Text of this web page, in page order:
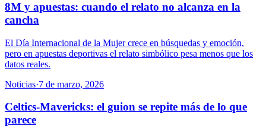
8M y apuestas: cuando el relato no alcanza en la
cancha
El Día Internacional de la Mujer crece en búsquedas y emoción,
pero en apuestas deportivas el relato simbólico pesa menos que los
datos reales.
Noticias·7 de marzo, 2026
Celtics-Mavericks: el guion se repite más de lo que
parece